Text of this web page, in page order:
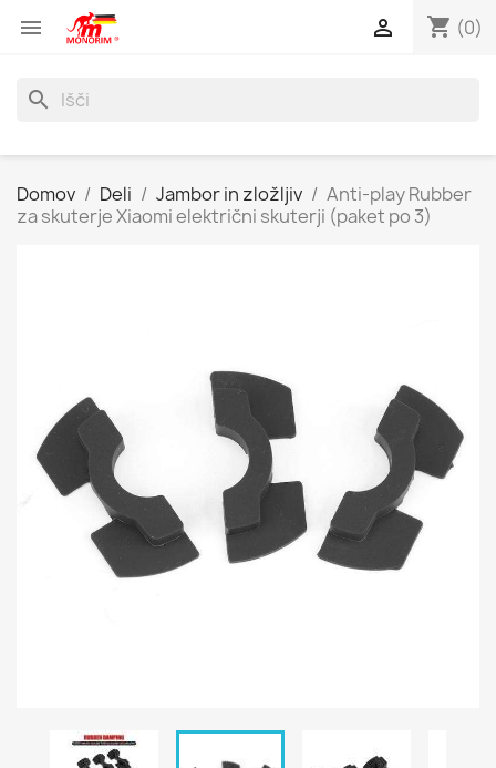
 shopping_cart (0)

search
Domov Deli Jambor in zložljiv
Anti-play Rubber
za skuterje Xiaomi električni skuterji (paket po 3)